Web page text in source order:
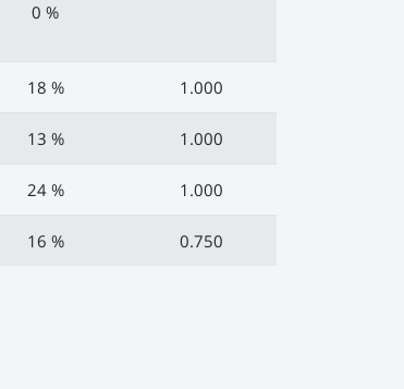
0 %
18 % 1.000
13 % 1.000
24 % 1.000
16 % 0.750